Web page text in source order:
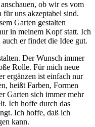
ob wir es vom
uns akzeptabel sind.
Garten gestalten
in meinem Kopf statt. Ich
er findet die Idee gut.
Der Wunsch immer
Rolle. Für mich neue
ergänzen ist einfach nur
heißt Farben, Formen
Garten sich immer mehr
Ich hoffe durch das
Ich hoffe, daß ich
kann.